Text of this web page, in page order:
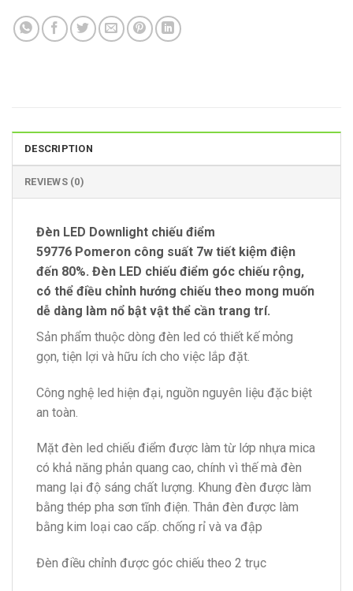
DESCRIPTION
REVIEWS (0)
Đèn LED Downlight chiếu điểm
59776 Pomeron công suất 7w tiết kiệm điện
đến 80%. Đèn LED chiếu điểm góc chiếu rộng,
có thể điều chỉnh hướng chiếu theo mong muốn
dễ dàng làm nổ bật vật thể cần trang trí.
Sản phẩm thuộc dòng đèn led có thiết kế mỏng
gọn, tiện lợi và hữu ích cho việc lắp đặt.
Công nghệ led hiện đại, nguồn nguyên liệu đặc biệt
an toàn.
Mặt đèn led chiếu điểm được làm từ lớp nhựa mica
có khả năng phản quang cao, chính vì thế mà đèn
mang lại độ sáng chất lượng. Khung đèn được làm
bằng thép pha sơn tĩnh điện. Thân đèn được làm
bằng kim loại cao cấp. chống rỉ và va đập
Đèn điều chỉnh được góc chiếu theo 2 trục